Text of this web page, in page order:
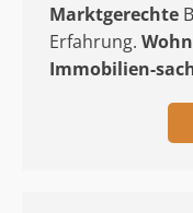
Marktgerechte
Erfahrung.
Immobilien-